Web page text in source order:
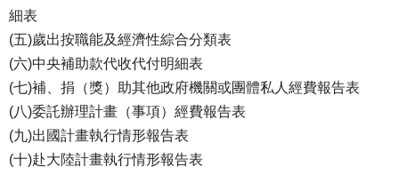
細表
(五)歲出按職能及經濟性綜合分類表
(六)中央補助款代收代付明細表
(七)補、捐（獎）助其他政府機關或團體私人經費報告表
(八)委託辦理計畫（事項）經費報告表
(九)出國計畫執行情形報告表
(十)赴大陸計畫執行情形報告表